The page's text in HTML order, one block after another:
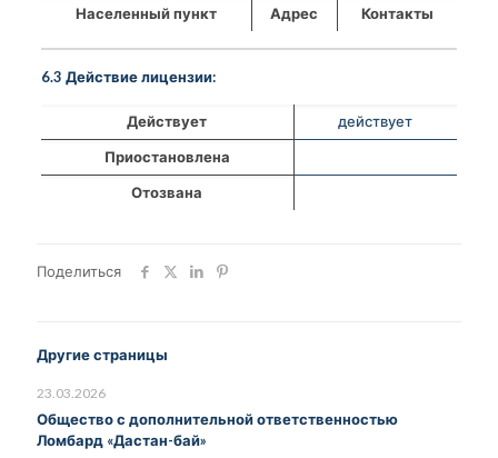
Населенный пункт Адрес Контакты
6.3 Действие лицензии:
Действует
действует
Приостановлена
Отозвана
Поделиться
Другие страницы
23.03.2026
Общество с дополнительной ответственностью
Ломбард «Дастан-бай»